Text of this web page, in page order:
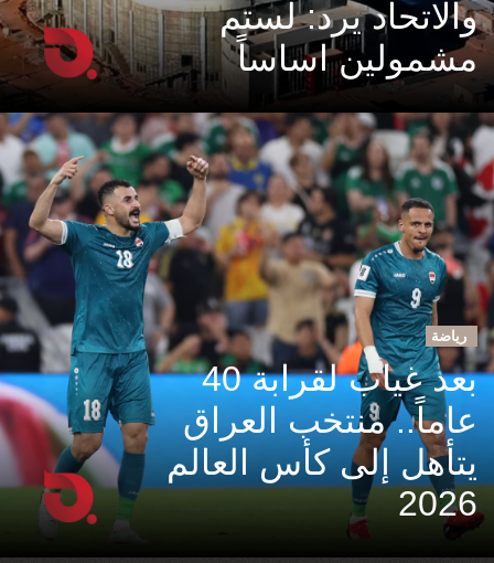
والاتحاد يرد: لستم
مشمولين اساساً
رياضة
بعد غياب لقرابة 40
عاماً.. منتخب العراق
يتأهل إلى كأس العالم
2026